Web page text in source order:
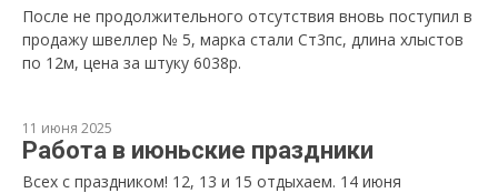
После не продолжительного отсутствия вновь поступил в
продажу швеллер № 5, марка стали Ст3пс, длина хлыстов
по 12м, цена за штуку 6038р.
11 июня 2025
Работа в июньские праздники
Всех с праздником! 12, 13 и 15 отдыхаем. 14 июня